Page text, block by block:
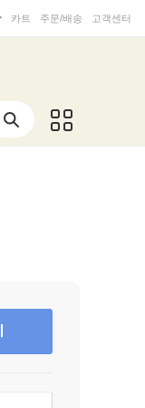
카트 주문/배송 고객센터